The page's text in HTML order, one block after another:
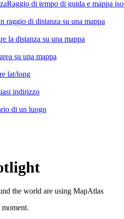
Raggio di tempo di guida e mappa
raggio di distanza su una mappa
la distanza su una mappa
su una mappa
lat/long
indirizzo
di un luogo
the world are using MapAtlas